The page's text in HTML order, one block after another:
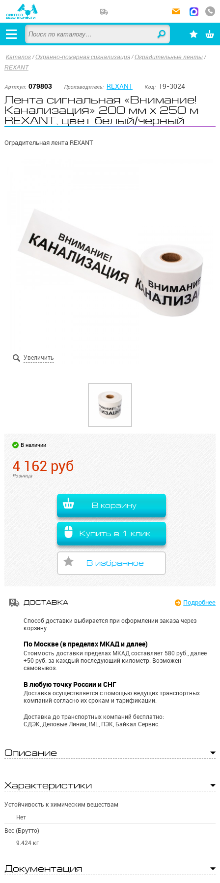
Каталог/Охранно-пожарная сигнализация /Оградительные ленты /
REXANT
Артикул: 079803 Производитель: REXANT Код: 19-3024
Лента сигнальная «Внимание!
Канализация» 200 мм х 250 м
REXANT, цвет белый/черный
Оградительная лента REXANT
В наличии
4 162 руб
Розница
В корзину
Купить в 1 клик
В избранное
ДОСТАВКА Подробнее
Способ доставки выбирается при оформлении заказа через
корзину.
По Москве (в пределах МКАД и далее)
Стоимость доставки пределах МКАД составляет 580 руб., далее
+50 руб. за каждый последующий километр. Возможен
самовывоз.
В любую точку России и СНГ
Доставка осуществляется с помощью ведущих транспортных
компаний согласно их срокам и тарификации.
Доставка до транспортных компаний бесплатно:
СДЭК, Деловые Линии, IML, ПЭК, Байкал Сервис.
Описание
Характеристики
Устойчивость к химическим веществам
Нет
Вес (Брутто)
9.424 кг
Документация